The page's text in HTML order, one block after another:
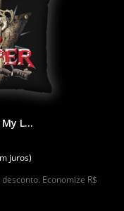
L...
juros)
Economize R$